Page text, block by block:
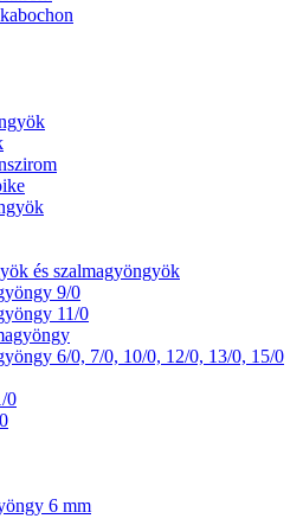
és szalmagyöngyök
9/0
11/0
6/0, 7/0, 10/0, 12/0, 13/0, 15/0
0
6 mm